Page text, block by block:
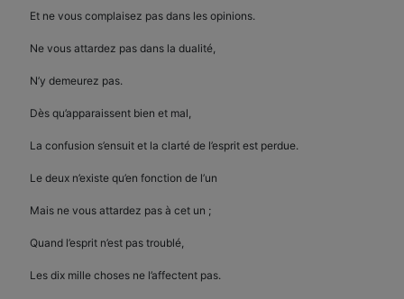
Et ne vous complaisez pas dans les opinions.
Ne vous attardez pas dans la dualité,
N’y demeurez pas.
Dès qu’apparaissent bien et mal,
La confusion s’ensuit et la clarté de l’esprit est perdue.
Le deux n’existe qu’en fonction de l’un
Mais ne vous attardez pas à cet un ;
Quand l’esprit n’est pas troublé,
Les dix mille choses ne l’affectent pas.